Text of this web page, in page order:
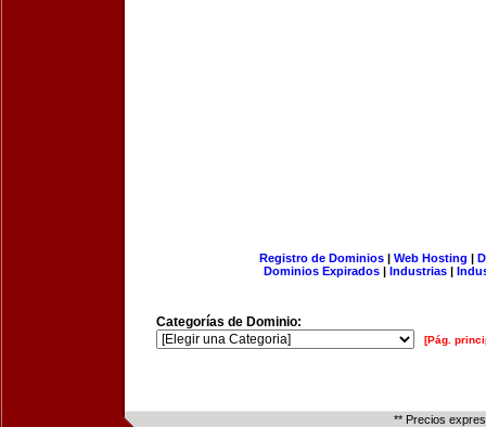
Registro de Dominios| Web Hosting |
Dominios Expirados | Industrias |
Categorías de Dominio:
[Pág.
** Precios